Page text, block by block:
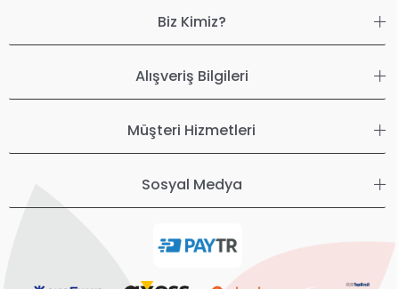
Biz Kimiz?
Alışveriş Bilgileri
Müşteri Hizmetleri
Sosyal Medya